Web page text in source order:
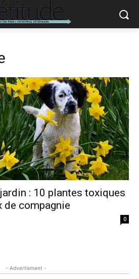
: 10 plantes toxiques
de compagnie
0
- Advertisment -